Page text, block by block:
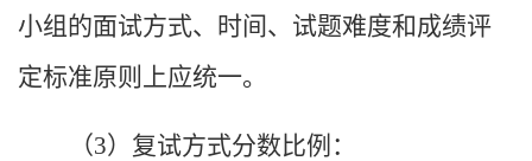
小组的面试方式、时间、试题难度和成绩评
定标准原则上应统一。
（3）复试方式分数比例：